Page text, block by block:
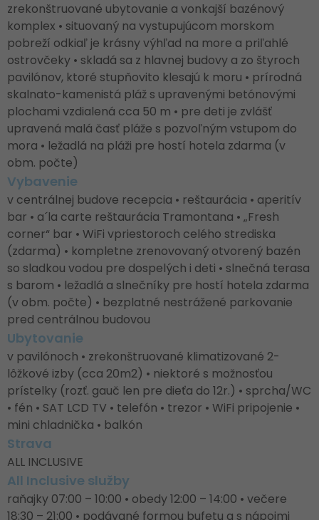
zrekonštruované ubytovanie a vonkajší bazénový
komplex • situovaný na vystupujúcom morskom
pobreží odkiaľ je krásny výhľad na more a priľahlé
ostrovčeky • skladá sa z hlavnej budovy a zo štyroch
pavilónov, ktoré stupňovito klesajú k moru • prírodná
skalnato-kamenistá pláž s upravenými betónovými
plochami vzdialená cca 50 m • pre deti je zvlášť
upravená malá časť pláže s pozvoľným vstupom do
mora • ležadlá na pláži pre hostí hotela zdarma (v
obm. počte)
Vybavenie
v centrálnej budove recepcia • reštaurácia • aperitív
bar • a´la carte reštaurácia Tramontana • „Fresh
corner“ bar • WiFi vpriestoroch celého strediska
(zdarma) • kompletne zrenovovaný otvorený bazén
so sladkou vodou pre dospelých i deti • slnečná terasa
s barom • ležadlá a slnečníky pre hostí hotela zdarma
(v obm. počte) • bezplatné nestrážené parkovanie
pred centrálnou budovou
Ubytovanie
v pavilónoch • zrekonštruované klimatizované 2-
lôžkové izby (cca 20m2) • niektoré s možnosťou
prístelky (rozť. gauč len pre dieťa do 12r.) • sprcha/WC
• fén • SAT LCD TV • telefón • trezor • WiFi pripojenie •
mini chladnička • balkón
Strava
ALL INCLUSIVE
All Inclusive služby
raňajky 07:00 – 10:00 • obedy 12:00 – 14:00 • večere
18:30 – 21:00 • podávané formou bufetu a s nápojmi